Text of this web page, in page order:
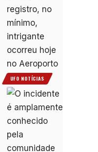
UFO NOTÍCIAS